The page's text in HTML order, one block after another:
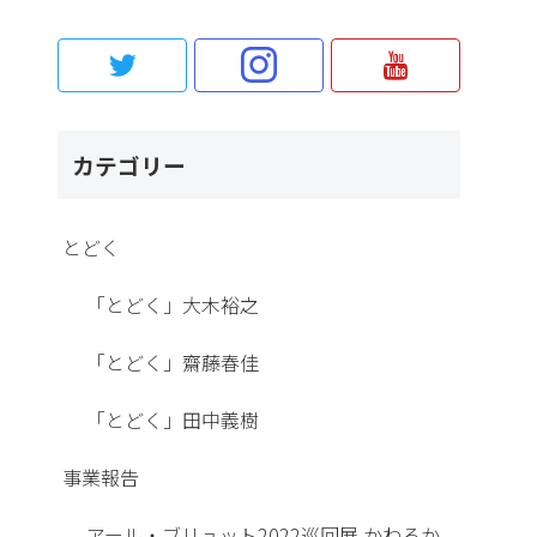
カテゴリー
とどく
「とどく」大木裕之
「とどく」齋藤春佳
「とどく」田中義樹
事業報告